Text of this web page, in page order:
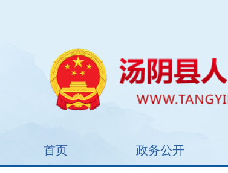
首页 政务公开